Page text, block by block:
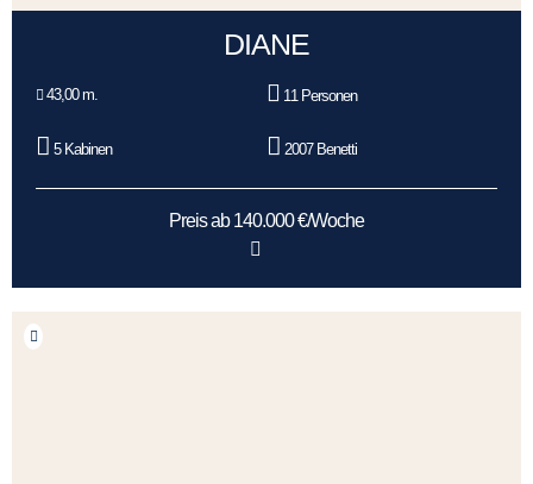
DIANE
43,00 m. 11 Personen
5 Kabinen 2007 Benetti
Preis ab 140.000 €/Woche